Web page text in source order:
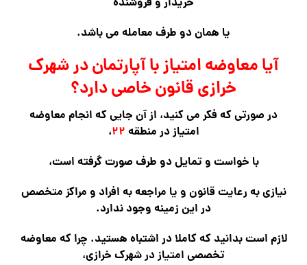
یا همان دو طرف معامله می باشد.
آیا معاوضه امتیاز با آپارتمان در شهرک
خرازی قانون خاصی دارد؟
در صورتی که فکر می کنید، از آن جایی که انجام معاوضه
امتیاز در منطقه ۲۲،
با خواست و تمایل دو طرف صورت گرفته است،
نیازی به رعایت قانون و یا مراجعه به افراد و مراکز متخصص
در این زمینه وجود ندارد.
لازم است بدانید که کاملا در اشتباه هستید. چرا که معاوضه
تخصصی امتیاز در شهرک خرازی،